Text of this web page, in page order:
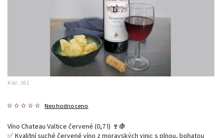
Kód: 261
Neohodnoceno
Víno Chateau Valtice červené (0,7 l) 🍷🍇
✅ Kvalitní suché červené víno z moravských vinic s plnou, bohatou